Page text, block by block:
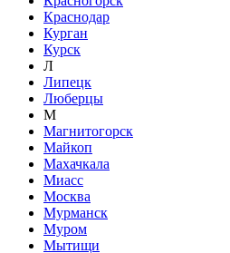
Краснодар
Курган
Курск
Л
Липецк
Люберцы
М
Магнитогорск
Майкоп
Махачкала
Миасс
Москва
Мурманск
Муром
Мытищи